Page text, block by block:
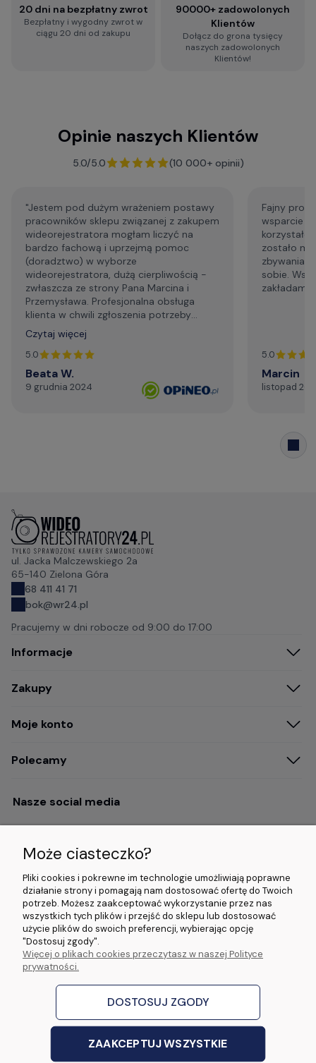
wideorejestratora
Zobacz więcej porad dotyczących
wideorejestratorów, a także zestaw najczęściej
F.A.Q. - najczęściej zadawane pytania
20 dni na bezpłatny zwrot
Bezpłatny i wygodny zwrot w
ciągu 20 dni od zakupu
90000+ zadowolonych
Klientów
Dołącz do grona tysięcy
naszych zadowolonych
Klientów!
Opinie naszych Klientów
5.0/5.0 (10 000+ opinii)
"Jestem pod dużym wrażeniem postawy
pracowników sklepu związanej z zakupem
wideorejestratora mogłam liczyć na
bardzo fachową i uprzejmą pomoc
(doradztwo) w wyborze
wideorejestratora, dużą cierpliwością -
zwłaszcza ze strony Pana Marcina i
Przemysława. Profesjonalna obsługa
klienta w chwili zgłoszenia potrzeby
wsparcia technicznego. Generalnie,
profesjonalizm. Serdecznie i najmocniej
dziękuję za życzliwą pomoc telefoniczną,
szybki kontakt mailowy."
Czytaj więcej
5.0
Beata W.
9 grudnia 2024
Fajny
wsparcie
zostało mi
zbywania
sobie.
zakładam
5.0
Marcin
listopad
ul. Jacka Malczewskiego 2a
65-140 Zielona Góra
68 411 41 71
bok@wr24.pl
Pracujemy w dni robocze od 9:00 do 17:00
Informacje
Zakupy
Moje konto
Polecamy
Nasze social media
Opinie i wyróżnienia
5.0/5.0 (5000+
opinii)
5.0/5.0 (5000+
opinii)
4.9/5.0 (120+
opinii)
© 2026 www.wideorejestratory24.pl. Wszelkie prawa zastrzeżone.
Sklep własności firmy ZOYA LAB Arkadiusz Dawid Lorenz
ul. Jacka Malczewskiego 2A, 65-140 Zielona Góra NIP: 9730587206 REGON:
Sklep internetowy Shoper Premium
Może ciasteczko?
Pliki cookies i pokrewne im technologie umożliwiają poprawne
działanie strony i pomagają nam dostosować ofertę do Twoich
potrzeb. Możesz zaakceptować wykorzystanie przez nas
wszystkich tych plików i przejść do sklepu lub dostosować
użycie plików do swoich preferencji, wybierając opcję
"Dostosuj zgody".
Więcej o plikach cookies przeczytasz w naszej Polityce
prywatności.
DOSTOSUJ ZGODY
ZAAKCEPTUJ WSZYSTKIE